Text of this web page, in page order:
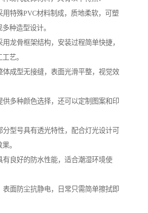
用特殊PVC材料制成，质地柔软，可塑
种造型设计。
用龙骨框架结构，安装过程简单快捷，
艺。
体成型无接缝，表面光滑平整，视觉效
供多种颜色选择，还可以定制图案和印
分型号具有透光特性，配合灯光设计可
。
有良好的防水性能，适合潮湿环境使
表面防尘抗静电，日常只需简单擦拭即